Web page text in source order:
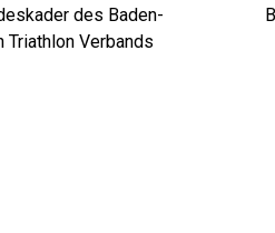
des Baden-
Verbands